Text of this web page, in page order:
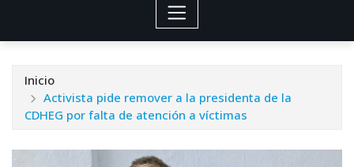
Inicio
Activista pide remover a la presidenta de la
CDHEG por falta de atención a víctimas